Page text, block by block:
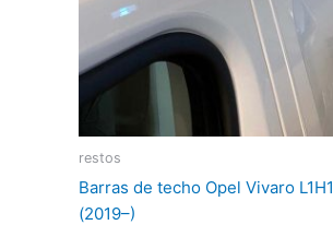
restos
Barras de techo Opel Vivaro L1H1
(2019–)